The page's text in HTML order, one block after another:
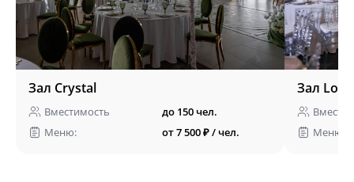
Зал Crystal
Вместимость
до 150 чел.
Меню:
от 7 500 ₽ / чел.
Зал Loft
Меню: